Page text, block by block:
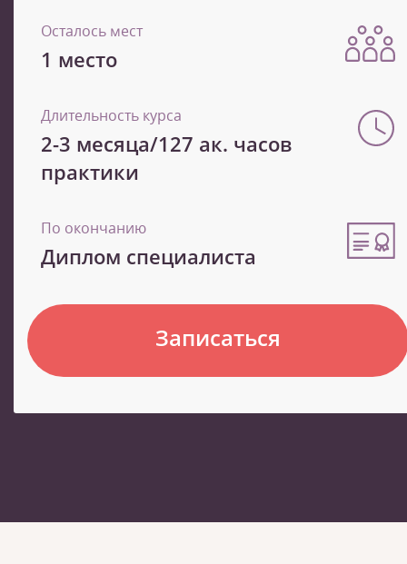
Осталось мест
1 место
Длительность курса
2-3 месяца/127 ак. часов
практики
По окончанию
Диплом специалиста
Записаться